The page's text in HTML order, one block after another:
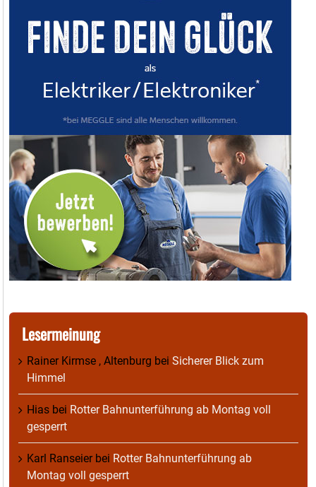
Lesermeinung
Rainer Kirmse , Altenburg bei Sicherer Blick zum
Himmel
Hias bei Rotter Bahnunterführung ab Montag voll
gesperrt
Karl Ranseierbei Rotter Bahnunterführung ab
Montag voll gesperrt